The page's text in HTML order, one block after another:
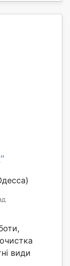
види